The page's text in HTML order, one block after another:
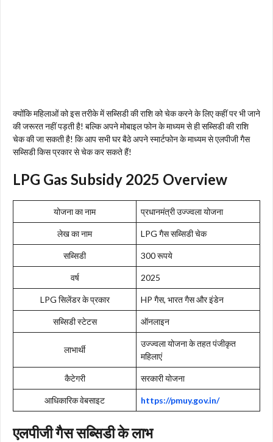
क्योंकि महिलाओं को इस तरीके में सब्सिडी की राशि को चेक करने के लिए कहीं पर भी जाने
की जरूरत नहीं पड़ती है! बल्कि अपने मोबाइल फोन के माध्यम से ही सब्सिडी की राशि
चेक की जा सकती है! कि आप सभी घर बैठे अपने स्मार्टफोन के माध्यम से एलपीजी गैस
सब्सिडी किस प्रकार से चेक कर सकते हैं!
LPG Gas Subsidy 2025 Overview
योजना का नाम प्रधानमंत्री उज्ज्वला योजना
लेख का नाम LPG गैस सब्सिडी चेक
सब्सिडी 300 रूपये
वर्ष 2025
LPG सिलेंडर के प्रकार HP गैस, भारत गैस और इंडेन
सब्सिडी स्टेटस ऑनलाइन
लाभार्थी
उज्ज्वला योजना के तहत पंजीकृत
महिलाएं
कैटेगरी सरकारी योजना
आधिकारिक वेबसाइट https://pmuy.gov.in/
एलपीजी गैस सब्सिडी के लाभ